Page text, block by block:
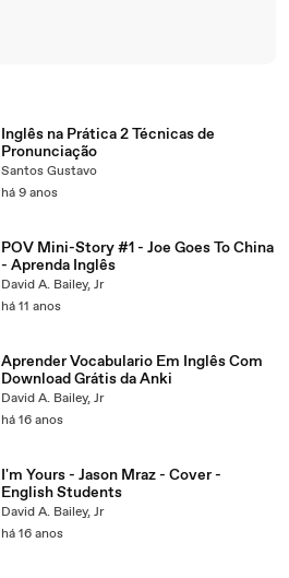
Inglês na Prática 2 Técnicas de
Pronunciação
Santos Gustavo
há 9 anos
POV Mini-Story #1 - Joe Goes To China
- Aprenda Inglês
David A. Bailey, Jr
há 11 anos
Aprender Vocabulario Em Inglês Com
Download Grátis da Anki
David A. Bailey, Jr
há 16 anos
I'm Yours - Jason Mraz - Cover -
English Students
David A. Bailey, Jr
há 16 anos